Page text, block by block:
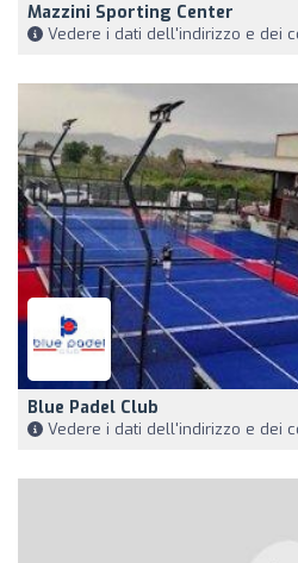
Mazzini Sporting Center
Vedere i dati dell'indirizzo e dei
Blue Padel Club
Vedere i dati dell'indirizzo e dei